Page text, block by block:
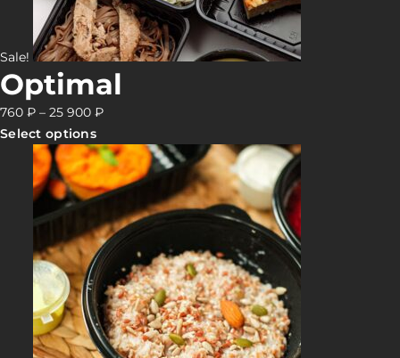
Sale!
Optimal
760 ₽ – 25 900 ₽
Select options